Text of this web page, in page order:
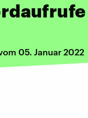
05. Januar 2022